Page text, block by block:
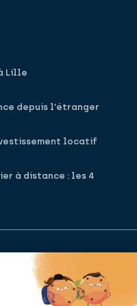
Lille
depuis l’étranger
locatif
à distance : les 4